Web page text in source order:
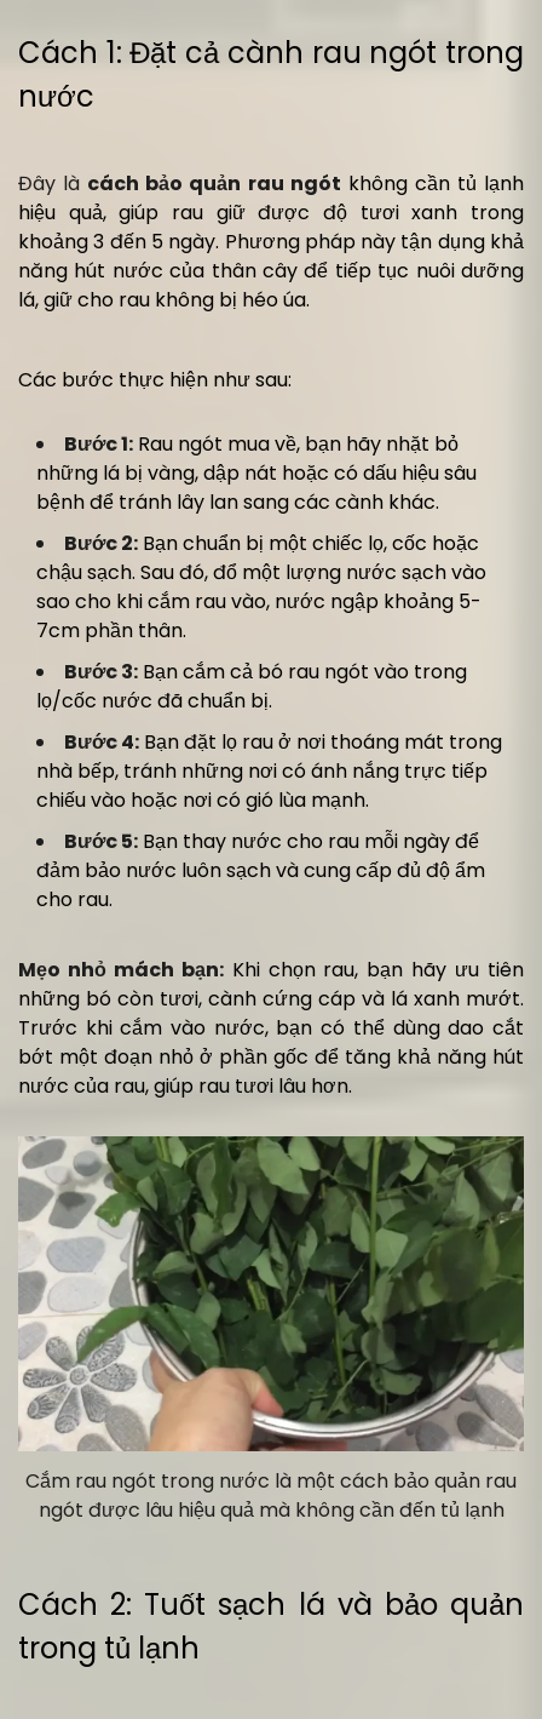
Cách 1: Đặt cả cành rau ngót trong
nước
Đây là cách bảo quản rau ngót không cần tủ lạnh
hiệu quả, giúp rau giữ được độ tươi xanh trong
khoảng 3 đến 5 ngày. Phương pháp này tận dụng khả
năng hút nước của thân cây để tiếp tục nuôi dưỡng
lá, giữ cho rau không bị héo úa.
Các bước thực hiện như sau:
Bước 1: Rau ngót mua về, bạn hãy nhặt bỏ
những lá bị vàng, dập nát hoặc có dấu hiệu sâu
bệnh để tránh lây lan sang các cành khác.
Bước 2: Bạn chuẩn bị một chiếc lọ, cốc hoặc
chậu sạch. Sau đó, đổ một lượng nước sạch vào
sao cho khi cắm rau vào, nước ngập khoảng 5-
7cm phần thân.
Bước 3: Bạn cắm cả bó rau ngót vào trong
lọ/cốc nước đã chuẩn bị.
Bước 4: Bạn đặt lọ rau ở nơi thoáng mát trong
nhà bếp, tránh những nơi có ánh nắng trực tiếp
chiếu vào hoặc nơi có gió lùa mạnh.
Bước 5: Bạn thay nước cho rau mỗi ngày để
đảm bảo nước luôn sạch và cung cấp đủ độ ẩm
cho rau.
Mẹo nhỏ mách bạn:Khi chọn rau, bạn hãy ưu tiên
những bó còn tươi, cành cứng cáp và lá xanh mướt.
Trước khi cắm vào nước, bạn có thể dùng dao cắt
bớt một đoạn nhỏ ở phần gốc để tăng khả năng hút
nước của rau, giúp rau tươi lâu hơn.
Cắm rau ngót trong nước là một cách bảo quản rau
ngót được lâu hiệu quả mà không cần đến tủ lạnh
Cách 2: Tuốt sạch lá và bảo quản
trong tủ lạnh